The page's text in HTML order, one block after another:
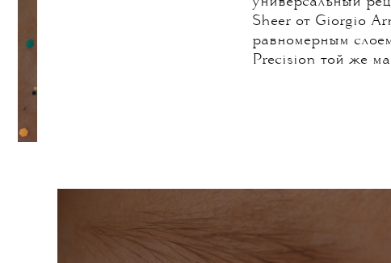
Sheer от Giorgio
равномерным
Precision той же